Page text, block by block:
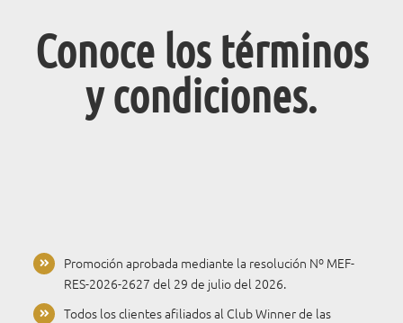
Conoce los términos
y condiciones.
Promoción aprobada mediante la resolución Nº MEF-
RES-2026-2627 del 29 de julio del 2026.
Todos los clientes afiliados al Club Winner de las